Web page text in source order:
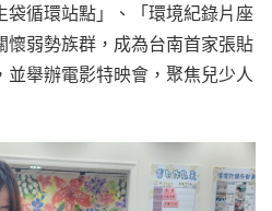
袋循環站點」、「環境紀錄片座
懷弱勢族群，成為台南首家張貼
舉辦電影特映會，聚焦兒少人